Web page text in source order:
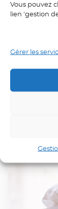
Vous pouvez
lien 'gestion
Gérer les
E-